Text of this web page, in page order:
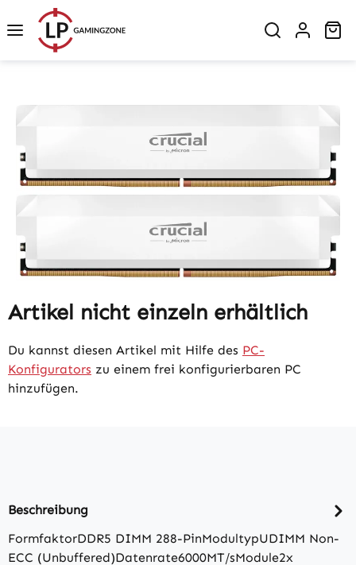
Zum Hauptinhalt springen
Artikel nicht einzeln erhältlich
Du kannst diesen Artikel mit Hilfe des PC-
Konfigurators zu einem frei konfigurierbaren PC
hinzufügen.
Beschreibung
FormfaktorDDR5 DIMM 288-PinModultypUDIMM Non-
ECC (Unbuffered)Datenrate6000MT/​sModule2x